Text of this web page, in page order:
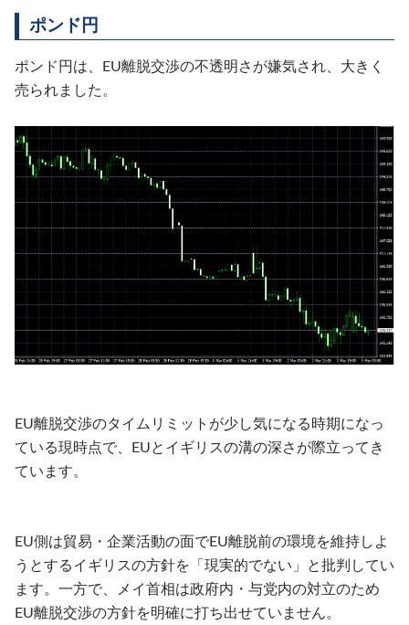
ポンド円
ポンド円は、EU離脱交渉の不透明さが嫌気され、大きく
売られました。
EU離脱交渉のタイムリミットが少し気になる時期になっ
ている現時点で、EUとイギリスの溝の深さが際立ってき
ています。
EU側は貿易・企業活動の面でEU離脱前の環境を維持しよ
うとするイギリスの方針を「現実的でない」と批判してい
ます。一方で、メイ首相は政府内・与党内の対立のため
EU離脱交渉の方針を明確に打ち出せていません。